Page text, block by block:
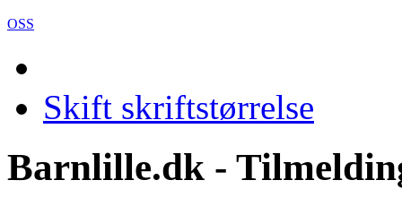
OSS
Skift skriftstørrelse
Barnlille.dk -